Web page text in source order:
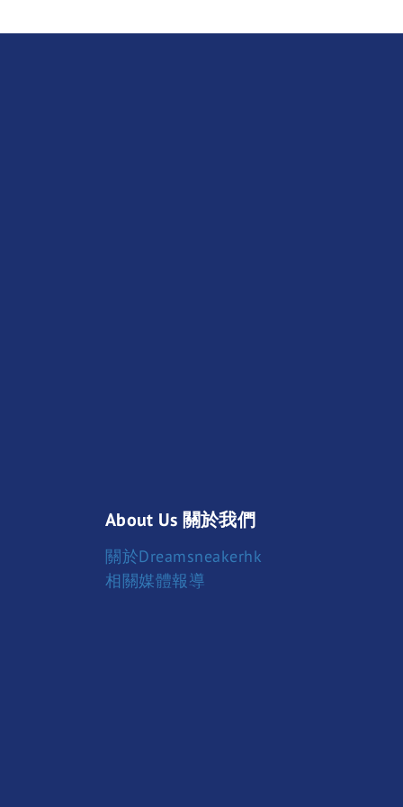
About Us 關於我們
關於Dreamsneakerhk
相關媒體報導